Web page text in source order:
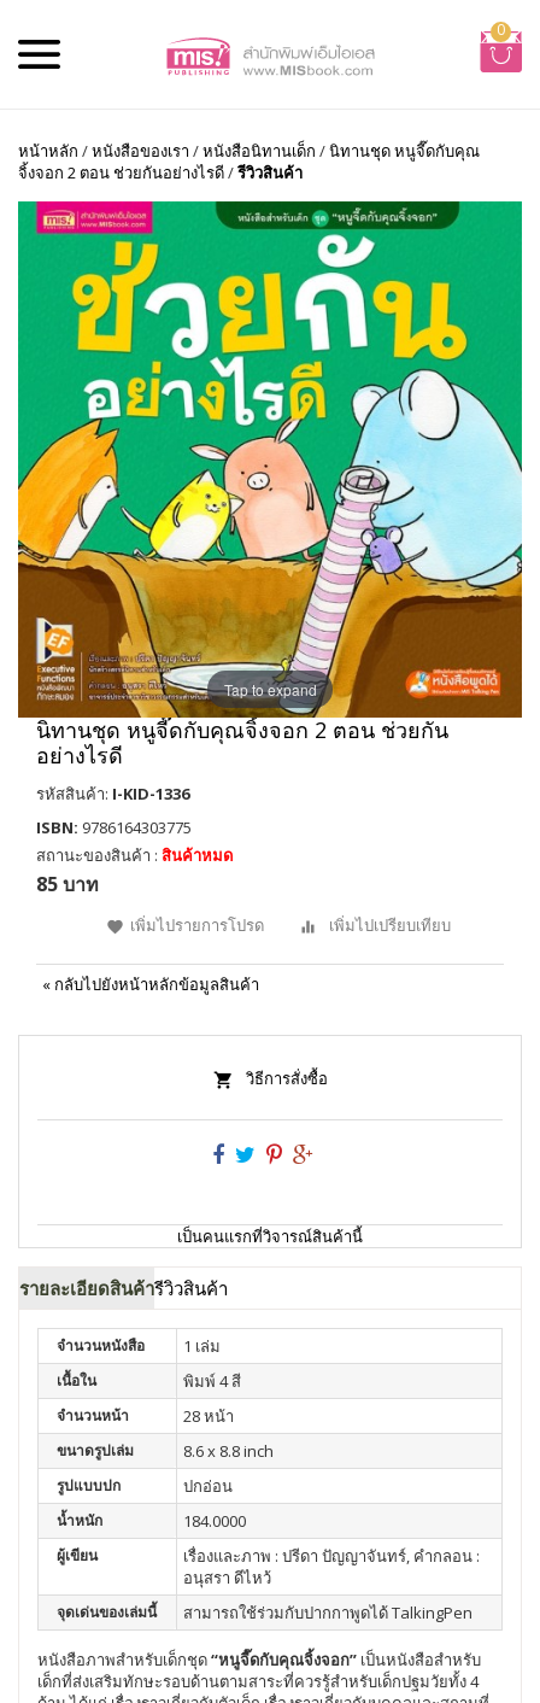
0
หน้าหลัก /หนังสือของเรา /หนังสือนิทานเด็ก /นิทานชุด หนูจี๊ดกับคุณ
จิ้งจอก 2 ตอน ช่วยกันอย่างไรดี/รีวิวสินค้า
Tap to expand
นิทานชุด หนูจี๊ดกับคุณจิ้งจอก 2 ตอน ช่วยกัน
อย่างไรดี
รหัสสินค้า: I-KID-1336
ISBN: 9786164303775
สถานะของสินค้า : สินค้าหมด
85 บาท
เพิ่มไปรายการโปรด เพิ่มไปเปรียบเทียบ
« กลับไปยังหน้าหลักข้อมูลสินค้า
วิธีการสั่งซื้อ
เป็นคนแรกที่วิจารณ์สินค้านี้
รายละเอียดสินค้ารีวิวสินค้า
จำนวนหนังสือ 1 เล่ม
เนื้อใน พิมพ์ 4 สี
จำนวนหน้า 28 หน้า
ขนาดรูปเล่ม 8.6 x 8.8 inch
รูปแบบปก ปกอ่อน
น้ำหนัก 184.0000
ผู้เขียน
เรื่องและภาพ : ปรีดา ปัญญาจันทร์, คำกลอน :
อนุสรา ดีไหว้
จุดเด่นของเล่มนี้ สามารถใช้ร่วมกับปากกาพูดได้ TalkingPen
หนังสือภาพสำหรับเด็กชุด“หนูจี๊ดกับคุณจิ้งจอก” เป็นหนังสือสำหรับ
เด็กที่ส่งเสริมทักษะรอบด้านตามสาระที่ควรรู้สำหรับเด็กปฐมวัยทั้ง 4